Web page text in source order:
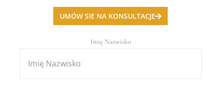
UMÓW SIE NA KONSULTACJE
Imię Nazwisko